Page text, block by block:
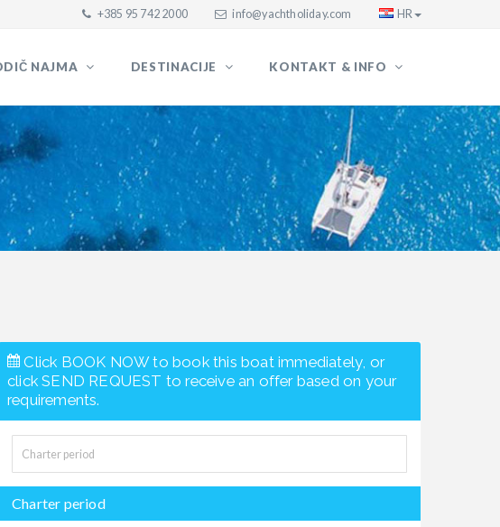
+385 95 742 2000 info@yachtholiday.com HR
NAJMA DESTINACIJE KONTAKT & INFO
Click BOOK NOW to book this boat immediately, or
click SEND REQUEST to receive an offer based on your
requirements.
Charter period